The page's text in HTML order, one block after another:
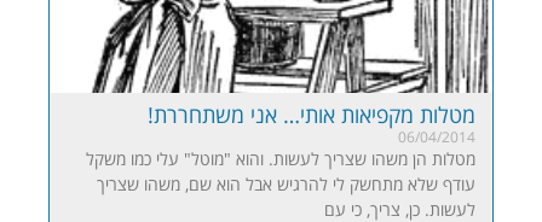
מטלות מקפיאות אותי… אני משתחררת!
06/04/2014
מטלות הן משהו שצריך לעשות. והוא "מוטל" עלי כמו משקל
עודף שלא מתחשק לי להרגיש אבל הוא שם, משהו שצריך
לעשות. כן, צריך, כי עם